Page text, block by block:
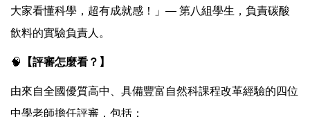
大家看懂科學，超有成就感！」— 第八組學生，負責碳酸
飲料的實驗負責人。
🧠 【評審怎麼看？】
由來自全國優質高中、具備豐富自然科課程改革經驗的四位
中學老師擔任評審，包括：